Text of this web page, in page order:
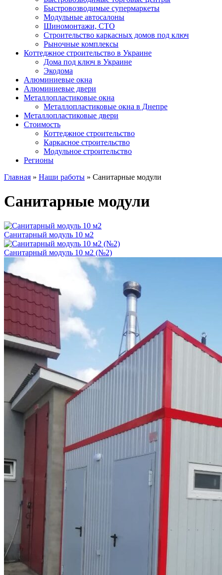
Быстровозводимые супермаркеты
Модульные автосалоны
Шиномонтажи, СТО
Строительство каркасных домов под ключ
Рыночные комплексы
Коттеджное строительство в Украине
Дома под ключ в Украине
Экодома
Алюминиевые окна
Алюминиевые двери
Металлопластиковые окна
Металлопластиковые окна в Днепре
Металлопластиковые двери
Стоимость
Коттеджное строительство
Каркасное строительство
Модульное строительство
Регионы
Главная » Наши работы » Санитарные модули
Санитарные модули
Санитарный модуль 10 м2
Санитарный модуль 10 м2 (№2)